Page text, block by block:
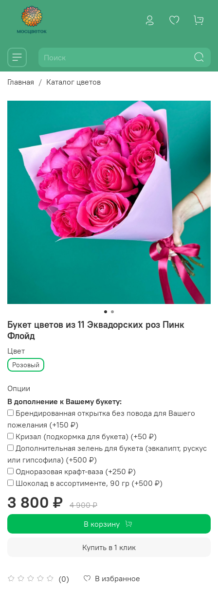
Главная Каталог цветов
Букет цветов из 11 Эквадорских роз Пинк
Флойд
(0)
В избранное
Цвет
Розовый
Опции
В дополнение к Вашему букету:
Брендированная открытка без повода для Вашего
пожелания (+150 ₽)
Кризал (подкормка для букета) (+50 ₽)
Дополнительная зелень для букета (эвкалипт, рускус
или гипсофила) (+500 ₽)
Одноразовая крафт-ваза (+250 ₽)
Шоколад в ассортименте, 90 гр (+500 ₽)
3 800 ₽
4 900 ₽
В корзину
Купить в 1 клик